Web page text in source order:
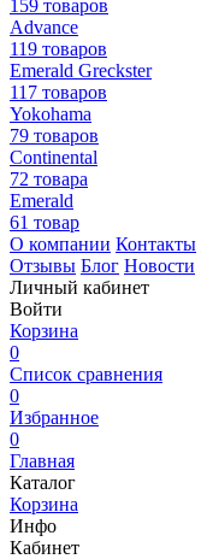
159 товаров
Advance
119 товаров
Emerald Greckster
117 товаров
Yokohama
79 товаров
Continental
72 товара
Emerald
61 товар
О компании Контакты
Отзывы Блог Новости
Личный кабинет
Войти
Корзина
0
Список сравнения
0
Избранное
0
Главная
Каталог
Корзина
Инфо
Кабинет